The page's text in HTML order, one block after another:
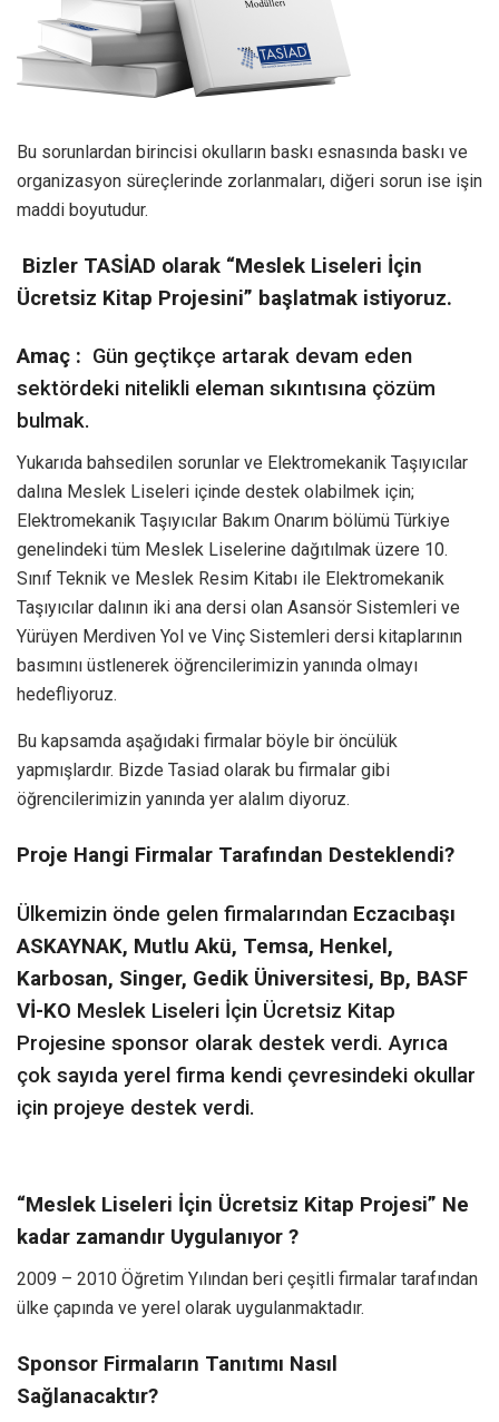
Bu sorunlardan birincisi okulların baskı esnasında baskı ve
organizasyon süreçlerinde zorlanmaları, diğeri sorun ise işin
maddi boyutudur.
Bizler TASİAD olarak “Meslek Liseleri İçin
Ücretsiz Kitap Projesini” başlatmak istiyoruz.
Amaç : Gün geçtikçe artarak devam eden
sektördeki nitelikli eleman sıkıntısına çözüm
bulmak.
Yukarıda bahsedilen sorunlar ve Elektromekanik Taşıyıcılar
dalına Meslek Liseleri içinde destek olabilmek için;
Elektromekanik Taşıyıcılar Bakım Onarım bölümü Türkiye
genelindeki tüm Meslek Liselerine dağıtılmak üzere 10.
Sınıf Teknik ve Meslek Resim Kitabı ile Elektromekanik
Taşıyıcılar dalının iki ana dersi olan Asansör Sistemleri ve
Yürüyen Merdiven Yol ve Vinç Sistemleri dersi kitaplarının
basımını üstlenerek öğrencilerimizin yanında olmayı
hedefliyoruz.
Bu kapsamda aşağıdaki firmalar böyle bir öncülük
yapmışlardır. Bizde Tasiad olarak bu firmalar gibi
öğrencilerimizin yanında yer alalım diyoruz.
Proje Hangi Firmalar Tarafından Desteklendi?
Ülkemizin önde gelen firmalarından Eczacıbaşı
ASKAYNAK, Mutlu Akü, Temsa, Henkel,
Karbosan, Singer, Gedik Üniversitesi, Bp, BASF
Vİ-KO Meslek Liseleri İçin Ücretsiz Kitap
Projesine sponsor olarak destek verdi. Ayrıca
çok sayıda yerel firma kendi çevresindeki okullar
için projeye destek verdi.
“Meslek Liseleri İçin Ücretsiz Kitap Projesi” Ne
kadar zamandır Uygulanıyor ?
2009 – 2010 Öğretim Yılından beri çeşitli firmalar tarafından
ülke çapında ve yerel olarak uygulanmaktadır.
Sponsor Firmaların Tanıtımı Nasıl
Sağlanacaktır?